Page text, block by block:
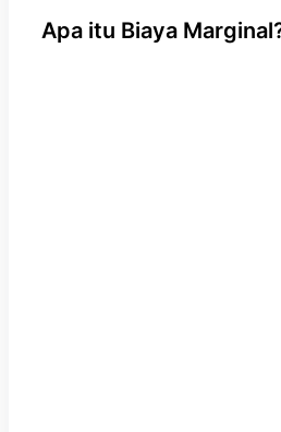
Apa itu Biaya